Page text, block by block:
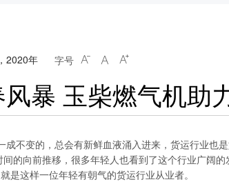
2020年 字号   
暴 玉柴燃气机助
变的，总会有新鲜血液涌入进来，货运行业也是
的向前推移，很多年轻人也看到了这个行业广阔
是这样一位年轻有朝气的货运行业从业者。